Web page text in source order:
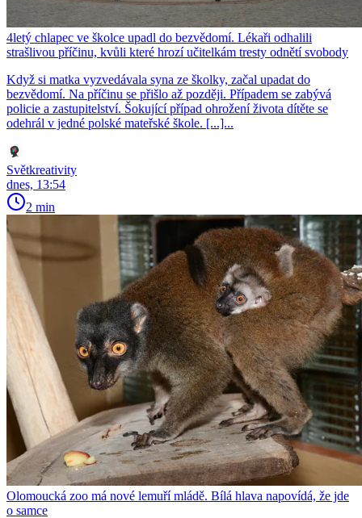
4letý chlapec ve školce upadl do bezvědomí. Lékaři odhalili
strašlivou příčinu, kvůli které hrozí učitelkám tresty odnětí svobody
Když si matka vyzvedávala syna ze školky, začal upadat do
bezvědomí. Na příčinu se přišlo až později. Případem se zabývá
policie a zastupitelství. Šokující případ ohrožení života dítěte se
odehrál v jedné polské mateřské škole. [...]...
Světkreativity
dnes, 13:54
2 min
Olomoucká zoo má nové lemuří mládě. Bílá hlava napovídá, že jde
o samce